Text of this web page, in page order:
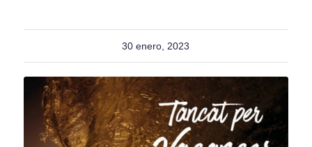
30 enero, 2023